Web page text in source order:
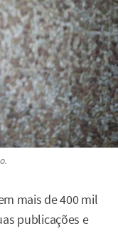
mais de 400 mil
publicações e